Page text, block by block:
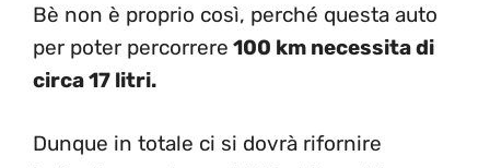
Bè non è proprio così, perché questa auto
per poter percorrere 100 km necessita di
circa 17 litri.
Dunque in totale ci si dovrà rifornire